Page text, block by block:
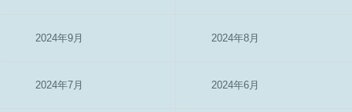
2024年9月 2024年8月
2024年7月 2024年6月